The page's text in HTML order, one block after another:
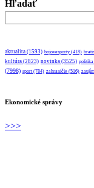
Hľadať
aktualita (1593) bojovesporty (418)
kultúra (2823) novinka (3525) politika
(7998) sport (784) zahraničie (516)
Ekonomické správy
>>>